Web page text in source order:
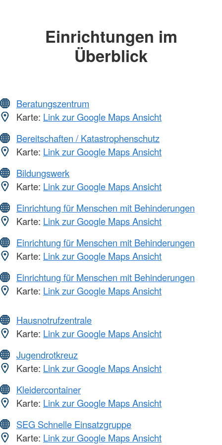
Einrichtungen im
Überblick
Beratungszentrum
Karte: Link zur Google Maps Ansicht
Bereitschaften / Katastrophenschutz
Karte: Link zur Google Maps Ansicht
Bildungswerk
Karte: Link zur Google Maps Ansicht
Einrichtung für Menschen mit Behinderungen
Karte: Link zur Google Maps Ansicht
Einrichtung für Menschen mit Behinderungen
Karte: Link zur Google Maps Ansicht
Einrichtung für Menschen mit Behinderungen
Karte: Link zur Google Maps Ansicht
Hausnotrufzentrale
Karte: Link zur Google Maps Ansicht
Jugendrotkreuz
Karte: Link zur Google Maps Ansicht
Kleidercontainer
Karte: Link zur Google Maps Ansicht
SEG Schnelle Einsatzgruppe
Karte: Link zur Google Maps Ansicht